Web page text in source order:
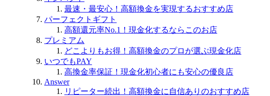
最速・最安心！高額換金を実現するおすすめ店
パーフェクトギフト
高額還元率No.1！現金化するならこのお店
プレミアム
どこよりもお得！高額換金のプロが選ぶ現金化店
いつでもPAY
高換金率保証！現金化初心者にも安心の優良店
Answer
リピーター続出！高額換金に自信ありのおすすめ店